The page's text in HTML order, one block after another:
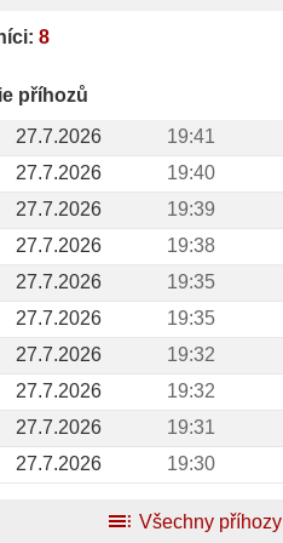
8
příhozů
27.7.2026
19:41
27.7.2026
19:40
27.7.2026
19:39
27.7.2026
19:38
27.7.2026
19:35
27.7.2026
19:35
27.7.2026
19:32
27.7.2026
19:32
27.7.2026
19:31
27.7.2026
19:30
toc Všechny příhozy